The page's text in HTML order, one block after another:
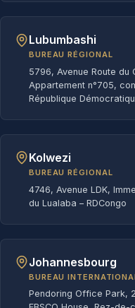
Lubumbashi
BUREAU RÉGIONAL
5796, Avenue Route du
Appartement n°705,
République
Kolwezi
BUREAU RÉGIONAL
4746, Avenue LDK,
du Lualaba – RDCongo
Johannesbourg
BUREAU
Pendoring Office Park,